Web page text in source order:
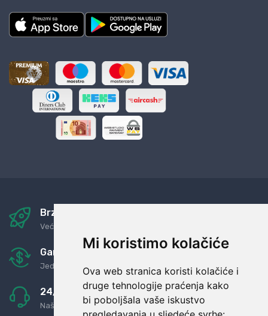
Mi koristimo kolačiće
Ova web stranica koristi kolačiće i
druge tehnologije praćenja kako
bi poboljšala vaše iskustvo
Brza i sigurna dostava
Već za nekoliko dana kod vas
Garancija u povrat novaca
Jednostavno pravilo: Roba za novac
24/7 odlična podrška
Naši agenti uvijek na raspolaganju